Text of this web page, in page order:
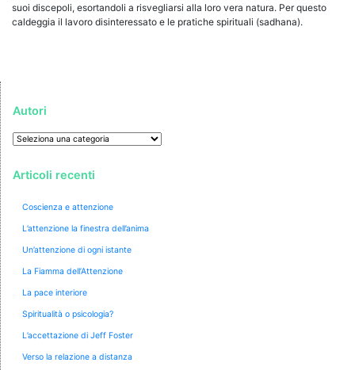
suoi discepoli, esortandoli a risvegliarsi alla loro vera natura. Per questo
caldeggia il lavoro disinteressato e le pratiche spirituali (sadhana).
Autori
Autori
Articoli recenti
Coscienza e attenzione
L’attenzione la finestra dell’anima
Un’attenzione di ogni istante
La Fiamma dell’Attenzione
La pace interiore
Spiritualità o psicologia?
L’accettazione di Jeff Foster
Verso la relazione a distanza